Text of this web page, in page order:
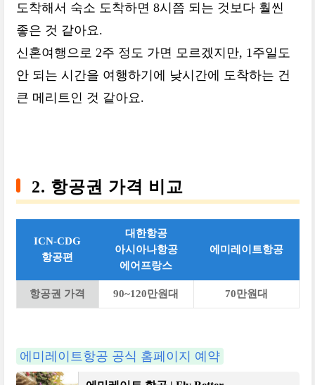
도착해서 숙소 도착하면 8시쯤 되는 것보다 훨씬
좋은 것 같아요.
신혼여행으로 2주 정도 가면 모르겠지만, 1주일도
안 되는 시간을 여행하기에 낮시간에 도착하는 건
큰 메리트인 것 같아요.
2. 항공권 가격 비교
ICN-CDG
항공편
대한항공
아시아나항공
에어프랑스
에미레이트항공
항공권 가격 90~120만원대 70만원대
에미레이트항공 공식 홈페이지 예약